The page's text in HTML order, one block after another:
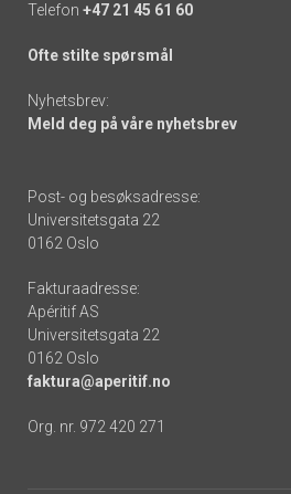
Telefon +47 21 45 61 60
Ofte stilte spørsmål
Nyhetsbrev:
Meld deg på våre nyhetsbrev
Post- og besøksadresse:
Universitetsgata 22
0162 Oslo
Fakturaadresse:
Apéritif AS
Universitetsgata 22
0162 Oslo
faktura@aperitif.no
Org. nr. 972 420 271